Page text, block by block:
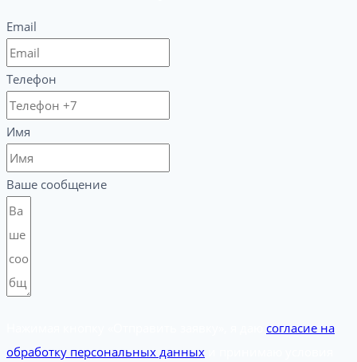
Email
Телефон
Имя
Ваше сообщение
согласие на
обработку персональных данных